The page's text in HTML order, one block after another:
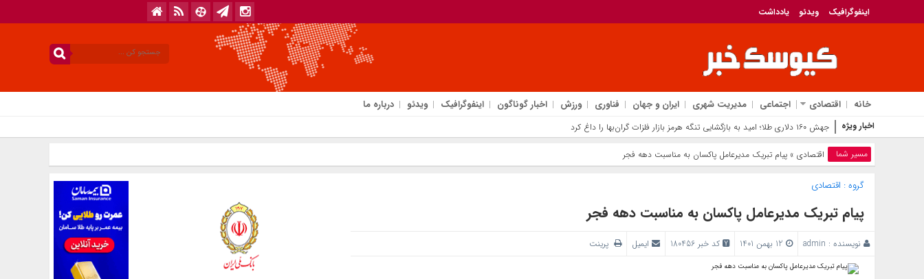
اینفوگرافیک ویدئو یادداشت
خانه اقتصادی اجتماعی مدیریت شهری ایران و جهان فناوری ورزش اخبار گوناگون اینفوگرافیک ویدئو درباره ما
اخبار ویژه جهش ۱۶۰ دلاری طلا؛ امید به بازگشایی تنگه هرمز بازار فلزات گران‌بها را داغ کرد
مسیر شما اقتصادی » پیام تبریک مدیرعامل پاکسان به مناسبت دهه فجر
گروه : اقتصادی
پیام تبریک مدیرعامل پاکسان به مناسبت دهه فجر
نویسنده : admin کد خبر 180456 ایمیل پرینت